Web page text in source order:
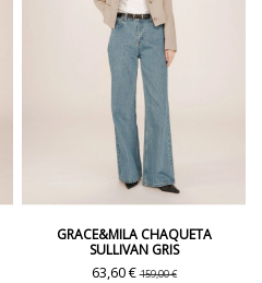
GRACE&MILA CHAQUETA
SULLIVAN GRIS
63,60 €159,00 €